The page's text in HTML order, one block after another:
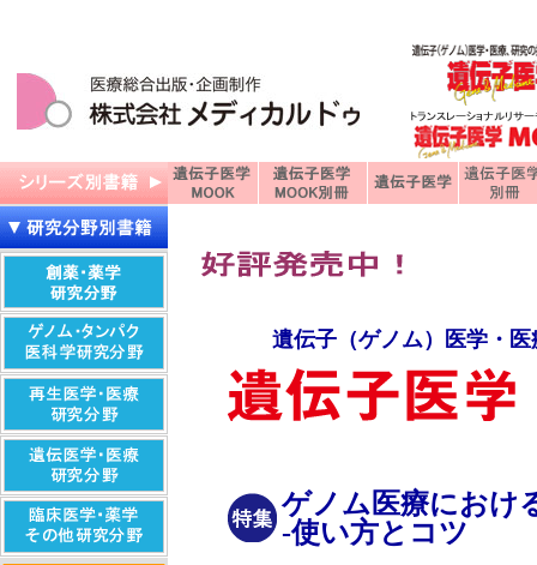
遺伝子（ゲノム）医学・
ゲノム医療におけ
-使い方とコツ